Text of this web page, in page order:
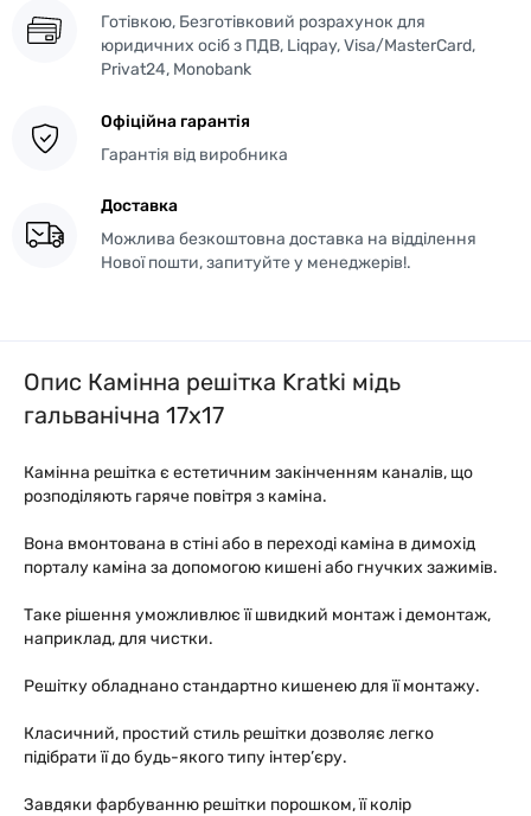
Готівкою, Безготівковий розрахунок для
юридичних осіб з ПДВ, Liqpay, Visa/MasterCard,
Privat24, Monobank
Офіційна гарантія
Гарантія від виробника
Доставка
Можлива безкоштовна доставка на відділення
Нової пошти, запитуйте у менеджерів!.
Опис Камінна решітка Kratki мідь
гальванічна 17x17
Камінна решітка є естетичним закінченням каналів, що
розподіляють гаряче повітря з каміна.
Вона вмонтована в стіні або в переході каміна в димохід
порталу каміна за допомогою кишені або гнучких зажимів.
Таке рішення уможливлює її швидкий монтаж і демонтаж,
наприклад, для чистки.
Решітку обладнано стандартно кишенею для її монтажу.
Класичний, простий стиль решітки дозволяє легко
підібрати її до будь-якого типу інтер’єру.
Завдяки фарбуванню решітки порошком, її колір